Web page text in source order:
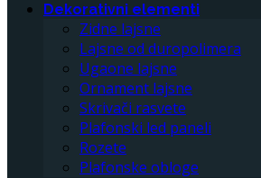
Dekorativni elementi
Zidne lajsne
Lajsne od duropolimera
Ugaone lajsne
Ornament lajsne
Skrivači rasvete
Plafonski led paneli
Rozete
Plafonske obloge